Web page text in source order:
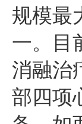
规模最
一。目
消融治
部四项